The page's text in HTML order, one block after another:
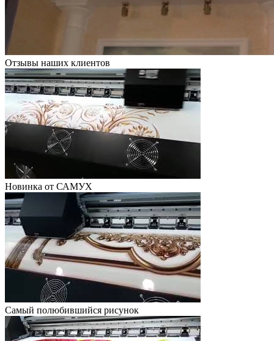
Отзывы наших клиентов
Новинка от САМУХ
Самый полюбившийся рисунок